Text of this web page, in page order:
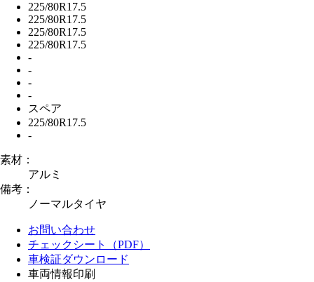
225/80R17.5
225/80R17.5
225/80R17.5
225/80R17.5
-
-
-
-
スペア
225/80R17.5
-
素材：
アルミ
備考：
ノーマルタイヤ
お問い合わせ
チェックシート（PDF）
車検証ダウンロード
車両情報印刷